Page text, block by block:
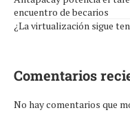
encuentro de becarios
¿La virtualización sigue
Comentarios
No hay comentarios que